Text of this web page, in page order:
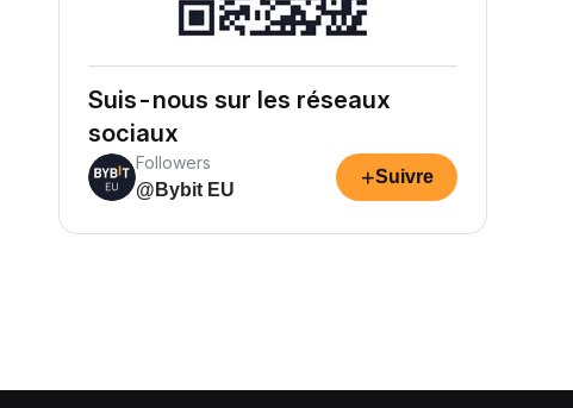
Suis-nous sur les réseaux
sociaux
Followers
@Bybit EU
+Suivre